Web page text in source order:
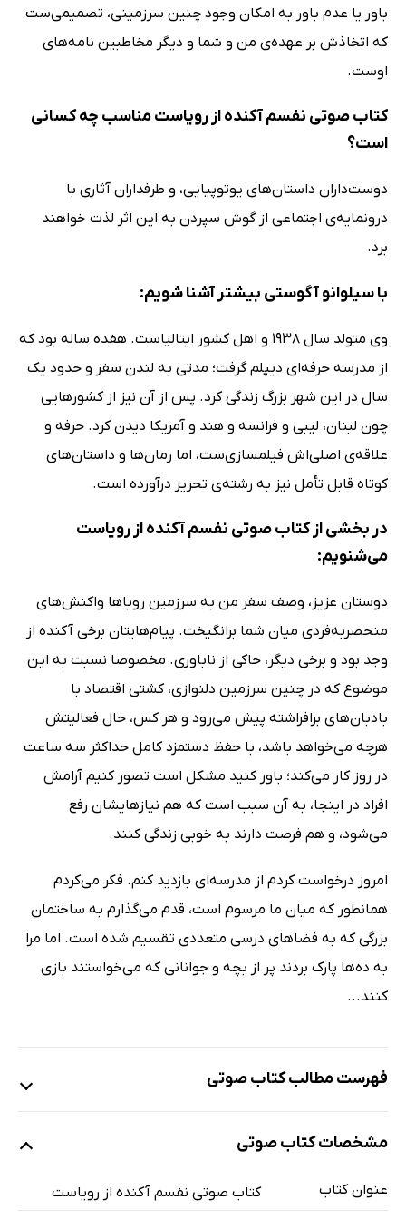
باور یا عدم باور به امکان وجود چنین سرزمینی، تصمیمی‌ست
که اتخاذش بر عهده‌ی من و شما و دیگر مخاطبین نامه‌های
اوست.
کتاب صوتی نفسم آکنده از رویاست مناسب چه کسانی
است؟
دوست‌داران داستان‌های یوتوپیایی، و طرفداران آثاری با
درونمایه‌ی اجتماعی از گوش سپردن به این اثر لذت خواهند
برد.
با سیلوانو آگوستی بیشتر آشنا شویم:
وی متولد سال 1938 و اهل کشور ایتالیاست. هفده ساله بود که
از مدرسه حرفه‌ای دیپلم گرفت؛ مدتی به لندن سفر و حدود یک
سال در این شهر بزرگ زندگی کرد. پس از آن نیز از کشورهایی
چون لبنان، لیبی و فرانسه و هند و آمریکا دیدن کرد. حرفه‌ و
علاقه‌ی اصلی‌اش فیلمسازی‌ست، اما رمان‌ها و داستان‌های
کوتاه قابل تأمل نیز به رشته‌ی تحریر درآورده است.
در بخشی از کتاب صوتی نفسم آکنده از رویاست
می‌شنویم:
دوستان عزیز، وصف سفر من به سرزمین رویاها واکنش‌های
منحصربه‌فردی میان شما برانگیخت. پیام‌هایتان برخی آکنده از
وجد بود و برخی دیگر، حاکی از ناباوری. مخصوصا نسبت به این
موضوع که در چنین سرزمین دلنوازی، کشتی اقتصاد با
بادبان‌های برافراشته پیش می‌رود و هر کس، حال فعالیتش
هرچه می‌خواهد باشد، با حفظ دستمزد کامل حداکثر سه ساعت
در روز کار می‌کند؛ باور کنید مشکل است تصور کنیم آرامش
افراد در اینجا، به آن سبب است که هم نیازهایشان رفع
می‌شود، و هم فرصت دارند به خوبی زندگی کنند.
امروز درخواست کردم از مدرسه‌ای بازدید کنم. فکر می‌کردم
همانطور که میان ما مرسوم است، قدم می‌گذارم به ساختمان
بزرگی که به فضاهای درسی متعددی تقسیم شده است. اما مرا
به ده‌ها پارک بردند پر از بچه و جوانانی که می‌خواستند بازی
کنند...
فهرست مطالب کتاب صوتی
نمونه
3 دقیقه مقدمه ناشر
مشخصات کتاب صوتی
عنوان کتاب
کتاب صوتی نفسم آکنده از رویاست